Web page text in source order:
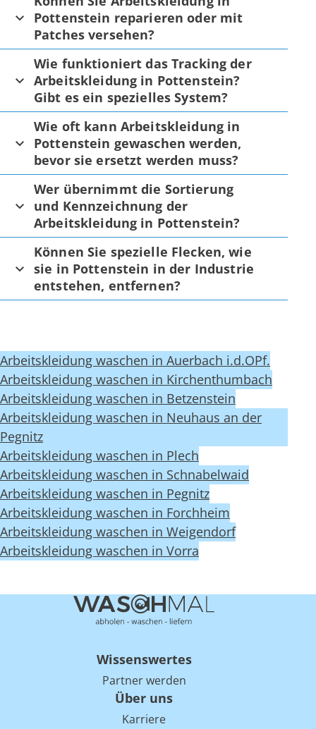
Pottenstein reparieren oder mit
Patches versehen?
Wie funktioniert das Tracking der
Arbeitskleidung in Pottenstein?
Gibt es ein spezielles System?
Wie oft kann Arbeitskleidung in
Pottenstein gewaschen werden,
bevor sie ersetzt werden muss?
Wer übernimmt die Sortierung
und Kennzeichnung der
Arbeitskleidung in Pottenstein?
Können Sie spezielle Flecken, wie
sie in Pottenstein in der Industrie
entstehen, entfernen?
Arbeitskleidung waschen in Auerbach i.d.OPf.
Arbeitskleidung waschen in Kirchenthumbach
Arbeitskleidung waschen in Betzenstein
Arbeitskleidung waschen in Neuhaus an der
Pegnitz
Arbeitskleidung waschen in Plech
Arbeitskleidung waschen in Schnabelwaid
Arbeitskleidung waschen in Pegnitz
Arbeitskleidung waschen in Forchheim
Arbeitskleidung waschen in Weigendorf
Arbeitskleidung waschen in Vorra
Wissenswertes
Partner werden
Über uns
Karriere